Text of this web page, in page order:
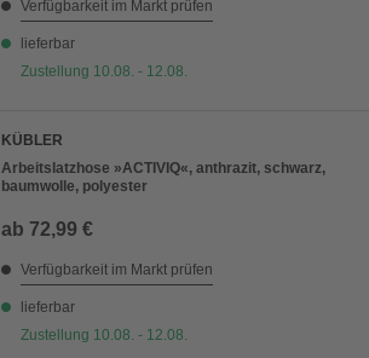
Verfügbarkeit im Markt prüfen
lieferbar
Zustellung 10.08. - 12.08.
KÜBLER
Arbeitslatzhose »ACTIVIQ«, anthrazit, schwarz,
baumwolle, polyester
ab 72,99 €
Verfügbarkeit im Markt prüfen
lieferbar
Zustellung 10.08. - 12.08.